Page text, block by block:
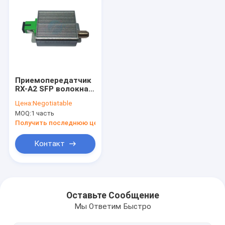
Приемопередатчик
RX-A2 SFP волокна
для сетей FTTH
Цена:Negotiatable
MOQ:1 часть
Получить последнюю цену
Контакт
Оставьте Сообщение
Мы Ответим Быстро